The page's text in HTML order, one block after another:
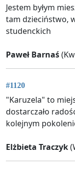
Jestem byłym
tam dzieciństwo,
studenckich
Paweł Barnaś
#1120
"Karuzela" to
dostarczało
kolejnym
Elżbieta Traczyk